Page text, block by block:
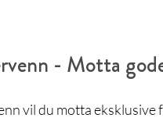
- Motta
vil du motta